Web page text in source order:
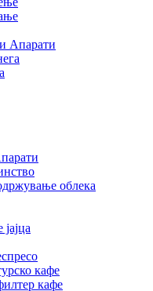
Апарати
облека
кафе
кафе